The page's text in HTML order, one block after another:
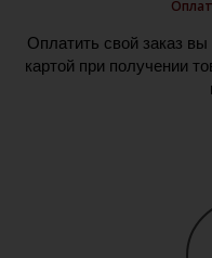
Оплатить свой заказ
картой при получении